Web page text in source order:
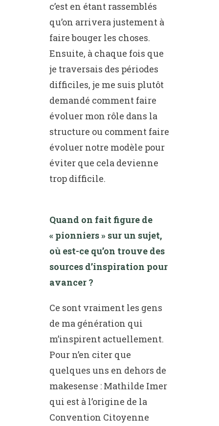
c’est en étant rassemblés
qu’on arrivera justement à
faire bouger les choses.
Ensuite, à chaque fois que
je traversais des périodes
difficiles, je me suis plutôt
demandé comment faire
évoluer mon rôle dans la
structure ou comment faire
évoluer notre modèle pour
éviter que cela devienne
trop difficile.
Quand on fait figure de
« pionniers » sur un sujet,
où est-ce qu’on trouve des
sources d’inspiration pour
avancer ?
Ce sont vraiment les gens
de ma génération qui
m’inspirent actuellement.
Pour n’en citer que
quelques uns en dehors de
makesense : Mathilde Imer
qui est à l’origine de la
Convention Citoyenne